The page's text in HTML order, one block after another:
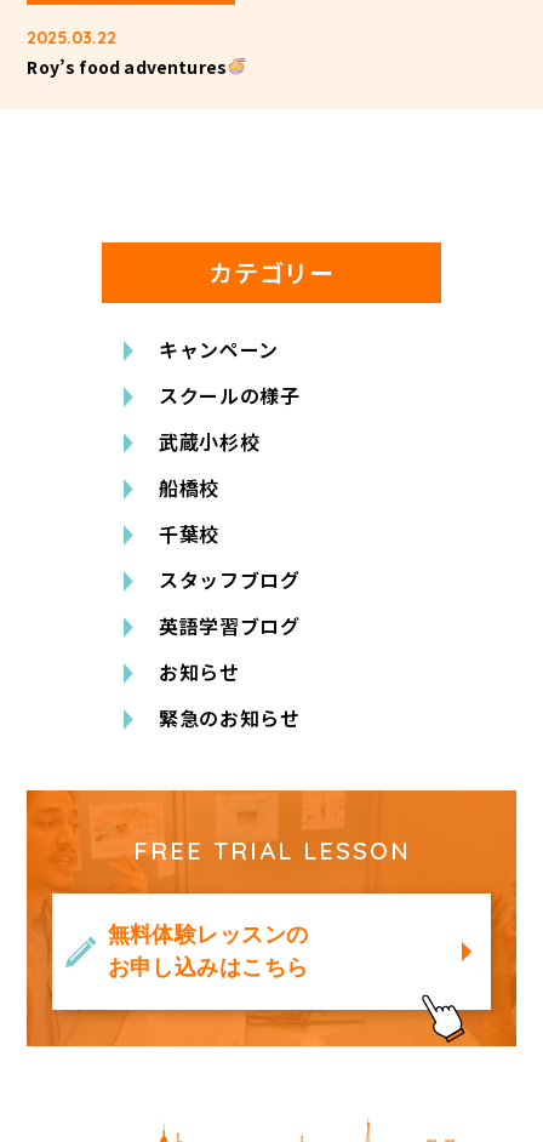
2025.03.22
Roy’s food adventures
カテゴリー
キャンペーン
スクールの様子
武蔵小杉校
船橋校
千葉校
スタッフブログ
英語学習ブログ
お知らせ
緊急のお知らせ
FREE TRIAL LESSON
無料体験レッスンの
お申し込みはこちら